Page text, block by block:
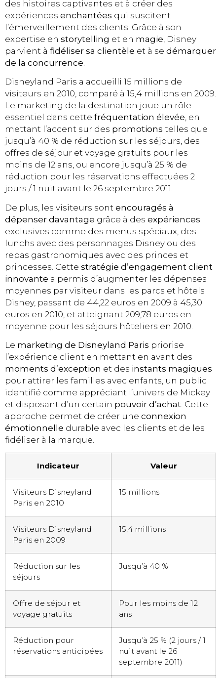
des histoires captivantes et à créer des
expériences enchantées qui suscitent
l’émerveillement des clients. Grâce à son
expertise en storytelling et en magie , Disney
parvient à fidéliser sa clientèle et à se démarquer
de la concurrence
Disneyland Paris a accueilli 15 millions de
visiteurs en 2010, comparé à 15,4 millions en 2009.
Le marketing de la destination joue un rôle
essentiel dans cette fréquentation élevée, en
mettant l’accent sur des promotions telles que
jusqu’à 40 % de réduction sur les séjours, des
offres de séjour et voyage gratuits pour les
moins de 12 ans, ou encore jusqu’à 25 % de
réduction pour les réservations effectuées 2
jours / 1 nuit avant le 26 septembre 2011.
De plus, les visiteurs sont encouragés à
dépenser davantage grâce à des expériences
exclusives comme des menus spéciaux, des
lunchs avec des personnages Disney ou des
repas gastronomiques avec des princes et
princesses. Cette stratégie d’engagement client
innovante a permis d’augmenter les dépenses
moyennes par visiteur dans les parcs et hôtels
Disney, passant de 44,22 euros en 2009 à 45,30
euros en 2010, et atteignant 209,78 euros en
moyenne pour les séjours hôteliers en 2010.
Le marketing de Disneyland Paris priorise
l’expérience client en mettant en avant des
moments d’exception et des instants magiques
pour attirer les familles avec enfants, un public
identifié comme appréciant l’univers de Mickey
et disposant d’un certain pouvoir d’achat . Cette
approche permet de créer une connexion
émotionnelle durable avec les clients et de les
fidéliser à la marque.
Indicateur Valeur
Visiteurs Disneyland
Paris en 2010
15 millions
Visiteurs Disneyland
Paris en 2009
15,4 millions
Réduction sur les
séjours
Jusqu’à 40 %
Offre de séjour et
voyage gratuits
Pour les moins de 12
ans
Réduction pour
réservations anticipées
Jusqu’à 25 % (2 jours / 1
nuit avant le 26
septembre 2011)